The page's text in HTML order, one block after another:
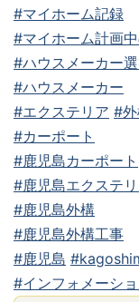
#マイホーム記録
#マイホーム計画
#ハウスメーカー
#ハウスメーカー
#エクステリア #
#カーポート
#鹿児島カーポート
#鹿児島エクステ
#鹿児島外構
#鹿児島外構工事
#鹿児島
#インフォメーシ